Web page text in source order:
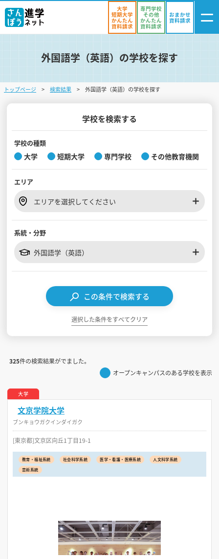
ログイン
・登録
気になる
学校を探す
オープンキャンパスを探す
入試・受験入門
見学会WEB手引書
大学
短期大学
かんたん
資料請求
専門学校
その他
かんたん
資料請求
おまかせ
資料請求
外国語学（英語）の学校を探す
トップページ 検索結果 外国語学（英語）の学校を探す
学校を検索する
学校の種類
大学 短期大学 専門学校 その他教育機関
エリア
エリアを選択してください
系統・分野
外国語学（英語）
この条件で検索する
選択した条件をすべてクリア
325件の検索結果がでました。
オープンキャンパスのある学校を表示
大学
文京学院大学
ブンキョウガクインダイガク
[東京都]文京区向丘1丁目19-1
教育・福祉系統 社会科学系統 医学・看護・医療系統
人文科学系統
芸術系統